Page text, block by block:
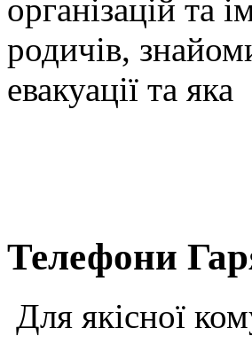
організацій та
родичів,
евакуації та
Телефони
Для якісної